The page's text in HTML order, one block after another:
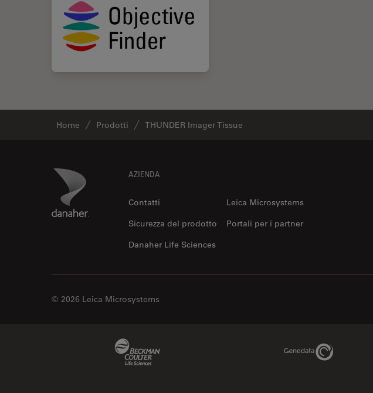
Home Prodotti THUNDER Imager Tissue
Danaher Logo AZIENDA
Contatti
Leica Microsystems
Sicurezza del prodotto
Portali per i partner
Danaher Life Sciences
© 2026 Leica Microsystems
Genedata Link